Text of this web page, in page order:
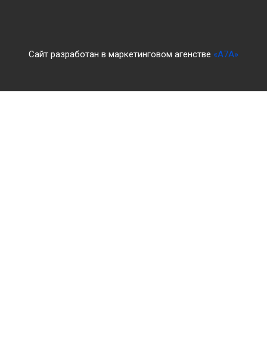
Сайт разработан в маркетинговом агенстве «A7A»